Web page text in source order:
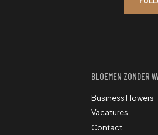
BLOEMEN ZONDER
Business Flowers
Vacatures
Contact